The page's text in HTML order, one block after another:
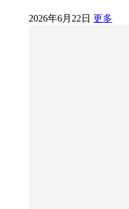
2026年6月22日 更多